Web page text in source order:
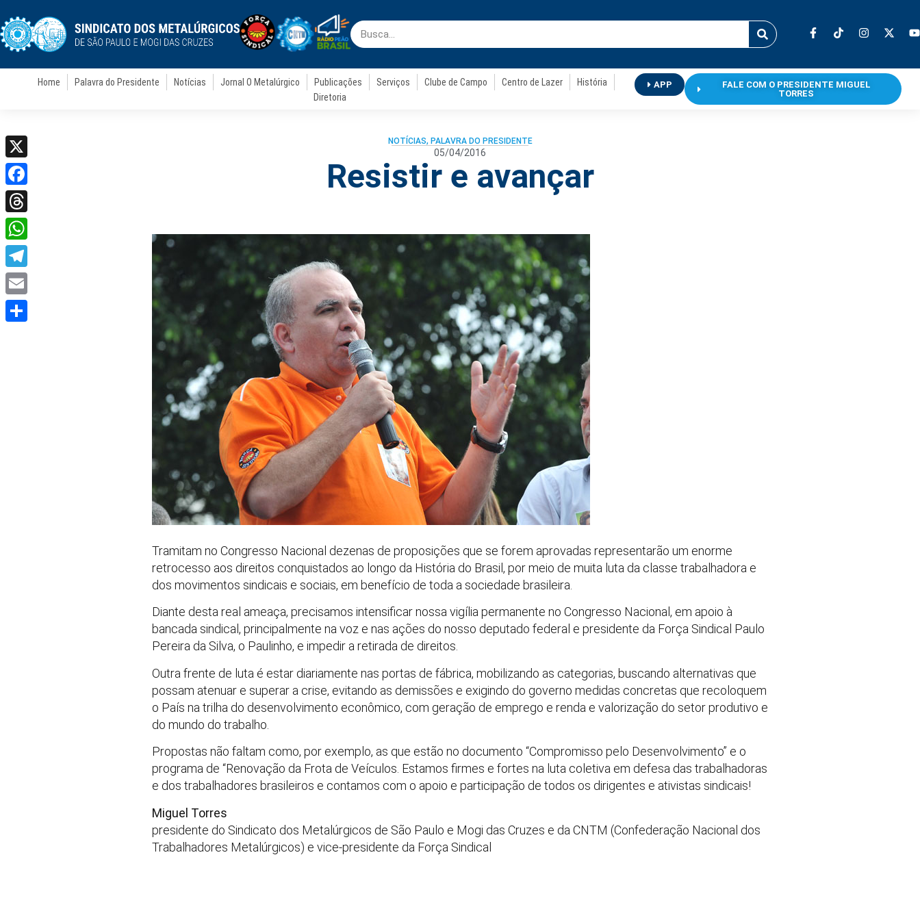
Home Palavra do Presidente Notícias Jornal O Metalúrgico Publicações Serviços Clube de Campo Centro de Lazer
História
Diretoria
APP
FALE COM O PRESIDENTE MIGUEL
TORRES
NOTÍCIAS, PALAVRA DO PRESIDENTE
05/04/2016
Resistir e avançar
Tramitam no Congresso Nacional dezenas de proposições que se forem aprovadas representarão um enorme
retrocesso aos direitos conquistados ao longo da História do Brasil, por meio de muita luta da classe trabalhadora e
dos movimentos sindicais e sociais, em benefício de toda a sociedade brasileira.
Diante desta real ameaça, precisamos intensificar nossa vigília permanente no Congresso Nacional, em apoio à
bancada sindical, principalmente na voz e nas ações do nosso deputado federal e presidente da Força Sindical Paulo
Pereira da Silva, o Paulinho, e impedir a retirada de direitos.
Outra frente de luta é estar diariamente nas portas de fábrica, mobilizando as categorias, buscando alternativas que
possam atenuar e superar a crise, evitando as demissões e exigindo do governo medidas concretas que recoloquem
o País na trilha do desenvolvimento econômico, com geração de emprego e renda e valorização do setor produtivo e
do mundo do trabalho.
Propostas não faltam como, por exemplo, as que estão no documento “Compromisso pelo Desenvolvimento” e o
programa de “Renovação da Frota de Veículos. Estamos firmes e fortes na luta coletiva em defesa das trabalhadoras
e dos trabalhadores brasileiros e contamos com o apoio e participação de todos os dirigentes e ativistas sindicais!
Miguel Torres
presidente do Sindicato dos Metalúrgicos de São Paulo e Mogi das Cruzes e da CNTM (Confederação Nacional dos
Trabalhadores Metalúrgicos) e vice-presidente da Força Sindical
X
Facebook
Threads
WhatsApp
Telegram
Email